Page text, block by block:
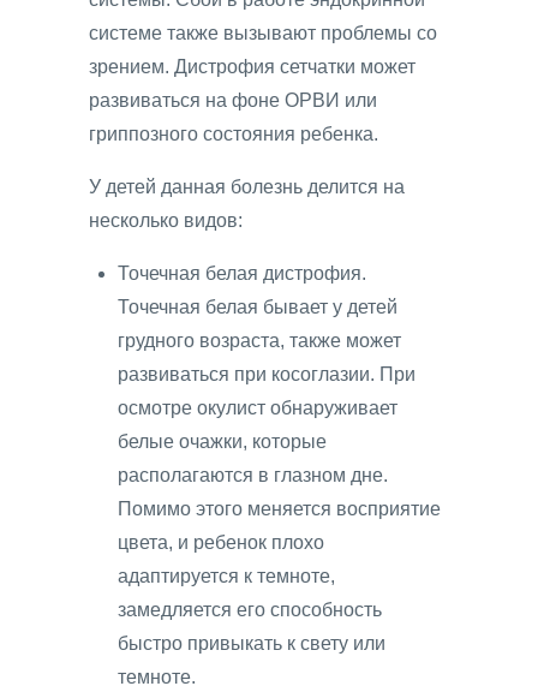
системе также вызывают проблемы со
зрением. Дистрофия сетчатки может
развиваться на фоне ОРВИ или
гриппозного состояния ребенка.
У детей данная болезнь делится на
несколько видов:
Точечная белая дистрофия.
Точечная белая бывает у детей
грудного возраста, также может
развиваться при косоглазии. При
осмотре окулист обнаруживает
белые очажки, которые
располагаются в глазном дне.
Помимо этого меняется восприятие
цвета, и ребенок плохо
адаптируется к темноте,
замедляется его способность
быстро привыкать к свету или
темноте.